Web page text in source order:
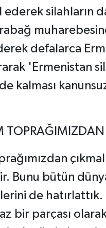
ederek silahların
defalarca
'Ermenistan
kalması
Bunu bütün
de
bir parçası